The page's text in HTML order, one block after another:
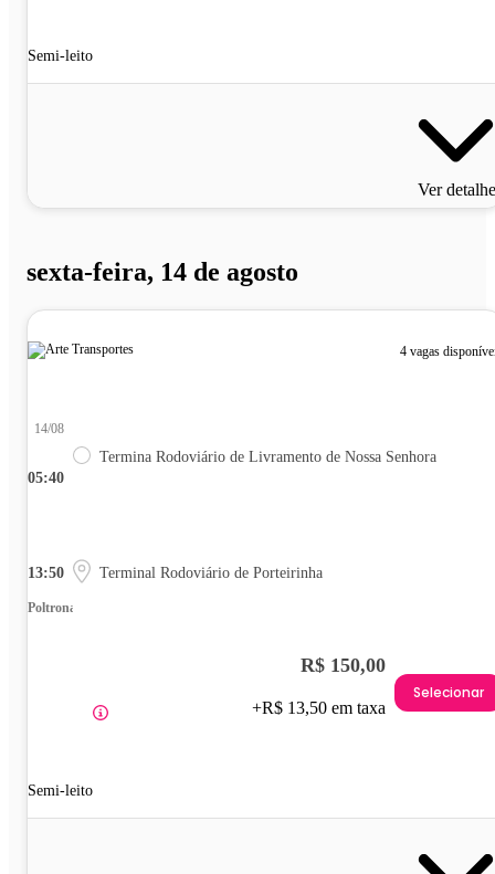
Semi-leito
Ver
sexta-feira, 14 de agosto
4 vagas
05:40
14/08
Termina Rodoviário de Livramento de Nossa Senhora
13:50 Terminal Rodoviário de Porteirinha
Poltrona
Semi-leito
R$ 150,00
+R$ 13,50 em taxa
Selecionar